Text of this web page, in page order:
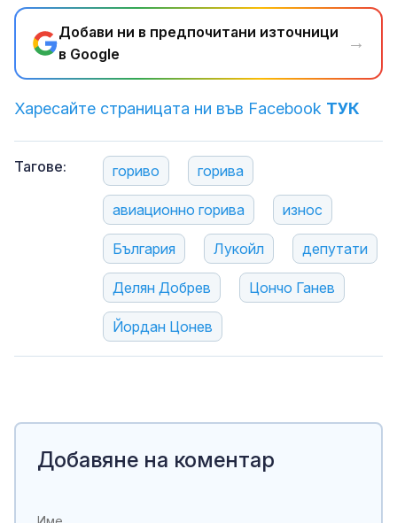
Добави ни в предпочитани източници
в Google
→
Харесайте страницата ни във Facebook ТУК
Тагове: гориво горива
авиационно горива износ
България Лукойл депутати
Делян Добрев Цончо Ганев
Йордан Цонев
Добавяне на коментар